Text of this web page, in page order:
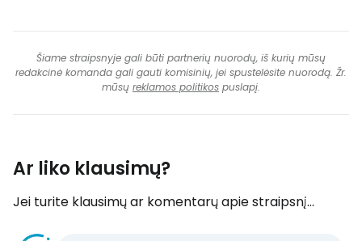
Šiame straipsnyje gali būti partnerių nuorodų, iš kurių mūsų
redakcinė komanda gali gauti komisinių, jei spustelėsite nuorodą. Žr.
mūsų reklamos politikos puslapį.
Ar liko klausimų?
Jei turite klausimų ar komentarų apie straipsnį...